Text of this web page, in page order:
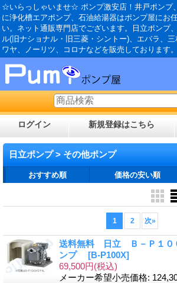
☆いらっしゃいませ☆ ポンプ激安店！井戸ポンプ
に浄化槽エアポンプ、石油給湯器はポンプ屋にお
い。ネット通販専門店でございます。日立ポンプ
ル(旧ナショナル・旧三菱・シントー)、エバラ、三
ワヤ、ノーリツ、コロナなどを販売しております。
ログイン 新規登録はこちら
日立ポンプ > その他ポンプ
おすすめ順 価格の安い順
1 2 次»
送料無料 日立 Ｂ－Ｐ１０
ンプ [B-P100X]
69,500円(税込)
メーカー希望小売価格: